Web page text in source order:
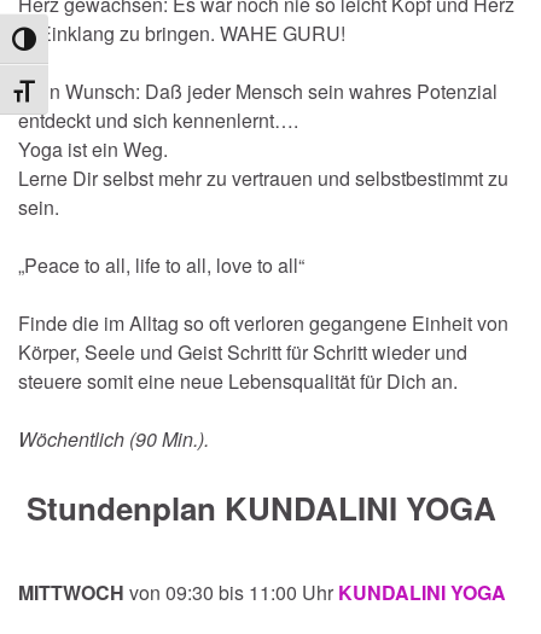
Umschalten auf hohe Kontraste
Schrift vergrößern
in Einklang zu bringen. WAHE GURU!
Mein Wunsch: Daß jeder Mensch sein wahres Potenzial
entdeckt und sich kennenlernt….
Yoga ist ein Weg.
Lerne Dir selbst mehr zu vertrauen und selbstbestimmt zu
sein.
„Peace to all, life to all, love to all“
Finde die im Alltag so oft verloren gegangene Einheit von
Körper, Seele und Geist Schritt für Schritt wieder und
steuere somit eine neue Lebensqualität für Dich an.
Wöchentlich (90 Min.).
Stundenplan KUNDALINI YOGA
MITTWOCH von 09:30 bis 11:00 Uhr KUNDALINI YOGA